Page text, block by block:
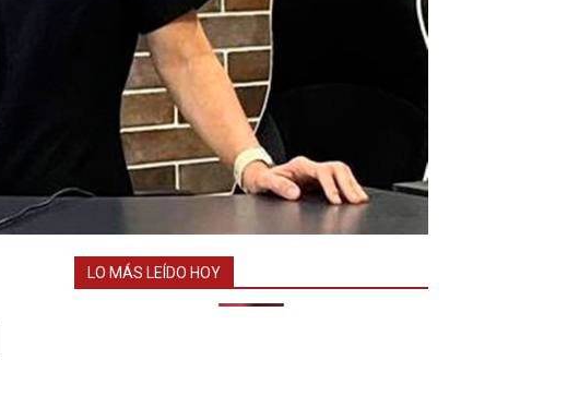
LO MÁS LEÍDO HOY